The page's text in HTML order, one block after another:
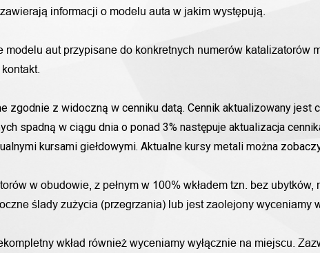
informacji o modelu auta w jakim występują.
aut przypisane do konkretnych numerów katalizatorów
zgodnie z widoczną w cenniku datą. Cennik aktualizowany jest
spadną w ciągu dnia o ponad 3% następuje aktualizacja
kursami giełdowymi. Aktualne kursy metali można
w obudowie, z pełnym w 100% wkładem tzn. bez ubytków,
ślady zużycia (przegrzania) lub jest zaolejony wyceniamy
wkład również wyceniamy wyłącznie na miejscu.